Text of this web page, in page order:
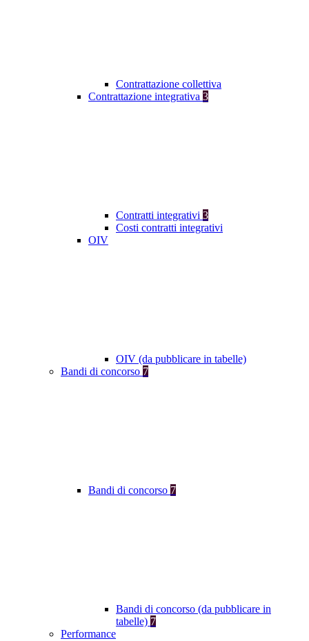
Contrattazione collettiva
Contrattazione integrativa 3
Contratti integrativi 3
Costi contratti integrativi
OIV
OIV (da pubblicare in tabelle)
Bandi di concorso 7
Bandi di concorso 7
Bandi di concorso (da pubblicare in
tabelle) 7
Performance